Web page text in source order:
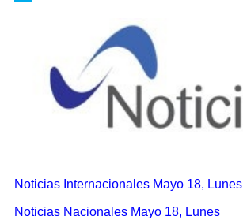
Noticias Internacionales Mayo 18, Lunes
Noticias Nacionales Mayo 18, Lunes